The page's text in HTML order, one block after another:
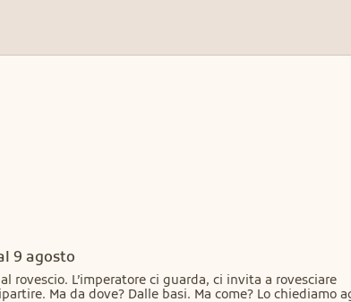
9 agosto
rovescio. L’imperatore ci guarda, ci invita a rovesciare
Ma da dove? Dalle basi. Ma come? Lo chiediamo